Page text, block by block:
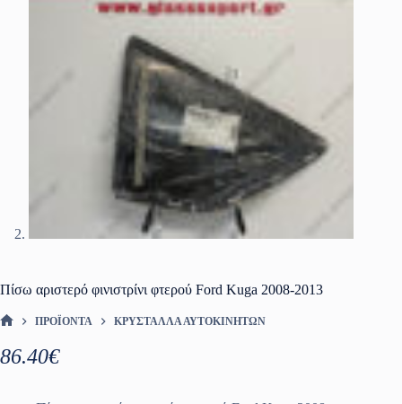
Πίσω αριστερό φινιστρίνι φτερού Ford Kuga 2008-2013
ΠΡΟΪΌΝΤΑ ΚΡΎΣΤΑΛΛΑ ΑΥΤΟΚΙΝΉΤΩΝ
86.40€